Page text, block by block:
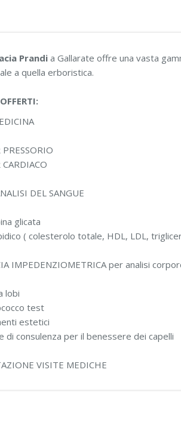
Prandia Gallarate offre una vasta
a quella erboristica.
DEL SANGUE
glicata
( colesterolo totale, HDL, LDL,
IMPEDENZIOMETRICA per analisi
lobi
test
estetici
di consulenza per il benessere dei capelli
VISITE MEDICHE